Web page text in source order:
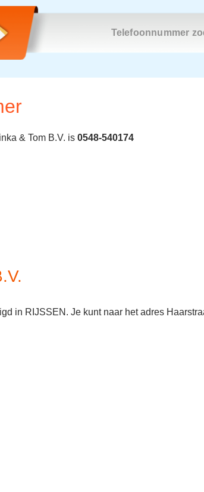
Telefoonnummer
& Tom B.V. is 0548-540174
in RIJSSEN. Je kunt naar het adres